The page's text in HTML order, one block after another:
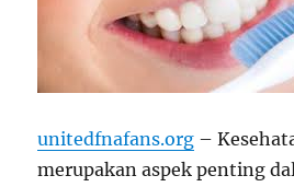
unitedfnafans.org –
merupakan aspek penting